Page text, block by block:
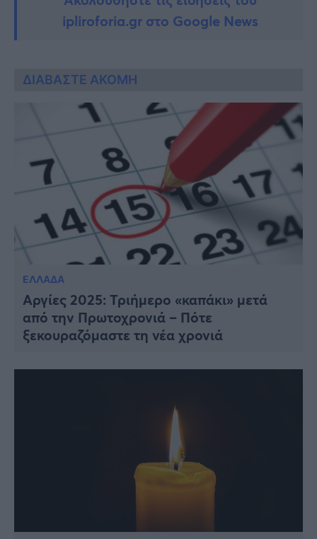
ipliroforia.gr στο Google News
ΔΙΑΒΑΣΤΕ ΑΚΟΜΗ
ΕΛΛΑΔΑ
Αργίες 2025: Τριήμερο «καπάκι» μετά
από την Πρωτοχρονιά – Πότε
ξεκουραζόμαστε τη νέα χρονιά